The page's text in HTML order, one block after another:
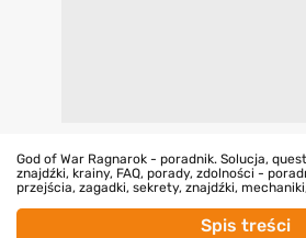
God of War Ragnarok - poradnik. Solucja,
znajdźki, krainy, FAQ, porady, zdolności -
przejścia, zagadki, sekrety, znajdźki,
Spis treści